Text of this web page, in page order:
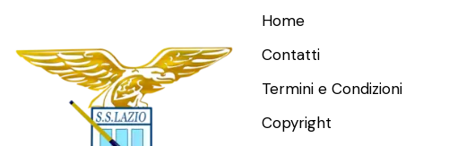
Home
Contatti
Termini e Condizioni
Copyright